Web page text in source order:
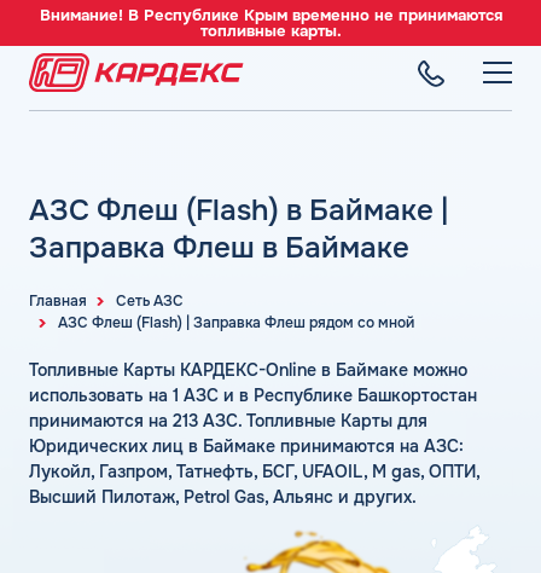
Внимание! В Республике Крым временно не принимаются
топливные карты.
Преимущества
Сравнение
Индивидуальный подход
Автомойки
Аdblue
Шиномонтаж
Вопросы и Ответы
СЕТЬ АЗС
Вся сеть АЗС
АЗС Газпромнефть
АЗС Тебойл
АЗС Газпром
АЗС Сургутнефтегаз
АЗС Нефтьмагистраль
Автомобильное топливо
Бензин
Дизельное топливо
Топливные бренды
Наши города
СЕРВИСЫ
Электронный Документооборот (ЭДО)
Аналитика и Рекомендации
Умный Личный Кабинет
Уведомления об окончании баланса
КОМПАНИЯ
О компании
Контакты+7 (499) 322-22-95
info@card-oil.ru
Главная
Сеть АЗС
АЗС Флеш (Flash) | Заправка Флеш рядом со мной
АЗС Флеш (Flash) в Баймаке |
Заправка Флеш в Баймаке
Топливные Карты КАРДЕКС-Online в Баймаке можно
использовать на 1 АЗС и в Республике Башкортостан
принимаются на 213 АЗС. Топливные Карты для
Юридических лиц в Баймаке принимаются на АЗС:
Лукойл, Газпром, Татнефть, БСГ, UFAOIL, M gas, ОПТИ,
Высший Пилотаж, Petrol Gas, Альянс и других.